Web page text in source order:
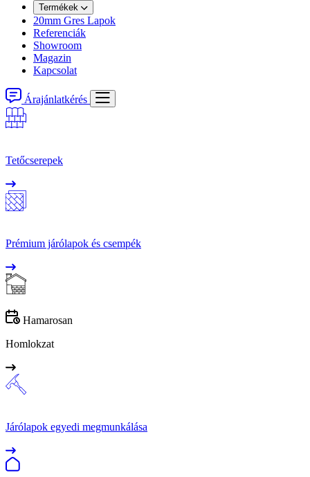
Termékek
20mm Gres Lapok
Referenciák
Showroom
Magazin
Kapcsolat
Árajánlatkérés
Tetőcserepek
Prémium járólapok és csempék
Hamarosan
Homlokzat
Járólapok egyedi megmunkálása